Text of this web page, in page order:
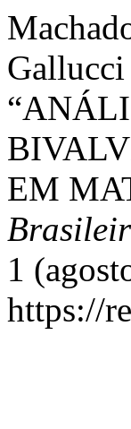
EM
1
https://